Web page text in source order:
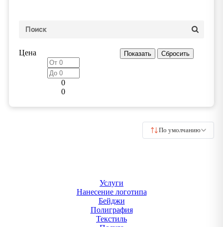
Цена
0
0
По умолчанию
Услуги
Нанесение логотипа
Бейджи
Полиграфия
Текстиль